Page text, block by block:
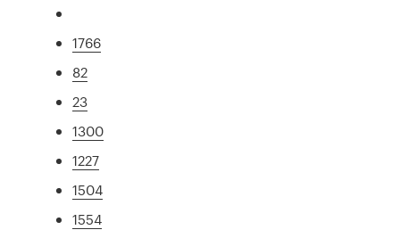
1766
82
23
1300
1227
1504
1554